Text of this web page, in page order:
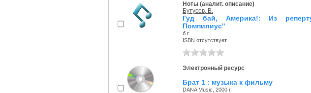
Ноты (аналит. описание)
Бутусов, В.
Гуд бай, Америка!: Из
Помпилиус"
б.г.
ISBN отсутствует
Электронный ресурс
Брат 1 : музыка к фильму
DANA Music, 2000 г.